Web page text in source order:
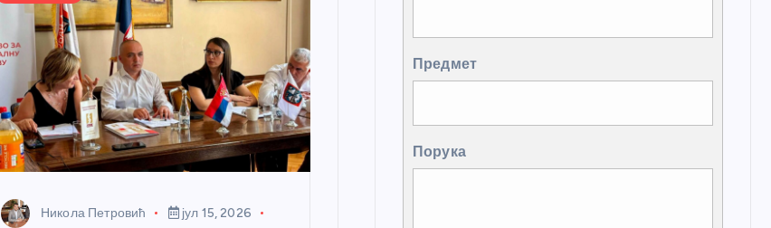
Никола Петровић
јул 15, 2026
Предмет
Порука